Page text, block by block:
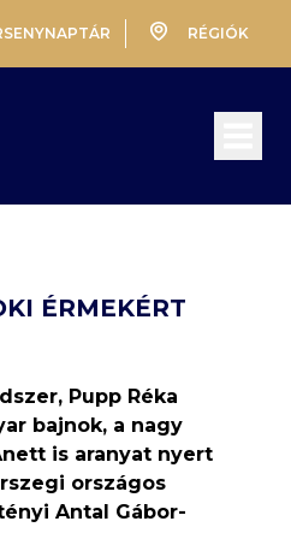
RÉGIÓK
ÉRMEKÉRT
Pupp Réka
bajnok, a nagy
is aranyat nyert
országos
Antal Gábor-